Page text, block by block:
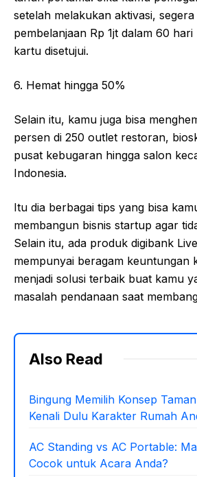
setelah melakukan aktivasi,
pembelanjaan Rp 1jt dalam 60
kartu disetujui.
6. Hemat hingga 50%
Selain itu, kamu juga bisa
persen di 250 outlet restoran,
pusat kebugaran hingga salon
Indonesia.
Itu dia berbagai tips yang bisa
membangun bisnis startup agar
Selain itu, ada produk digibank
mempunyai beragam keuntungan
menjadi solusi terbaik buat kamu
masalah pendanaan saat
Also Read
Bingung Memilih Konsep
Kenali Dulu Karakter Rumah
AC Standing vs AC Portable:
Cocok untuk Acara Anda?